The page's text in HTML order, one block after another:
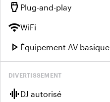
settings_input_hdmi Plug-and-play
wifiWiFi
play_arrow Équipement AV basique
DIVERTISSEMENT
graphic_eq DJ autorisé